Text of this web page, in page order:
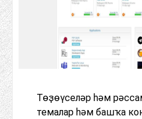
Төҙөүселәр һәм
темалар һәм башҡа